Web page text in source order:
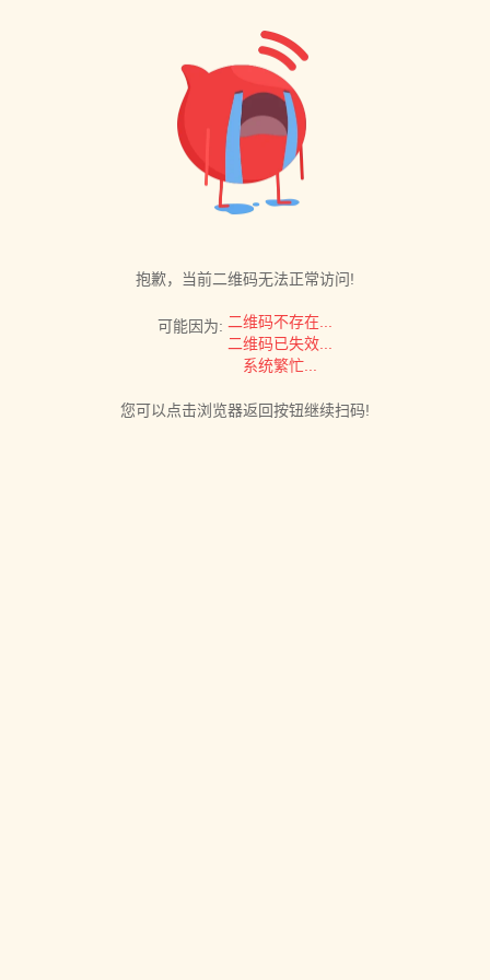
抱歉，当前二维码无法正常访问!
可能因为: 二维码不存在...
二维码已失效...
系统繁忙...
您可以点击浏览器返回按钮继续扫码!